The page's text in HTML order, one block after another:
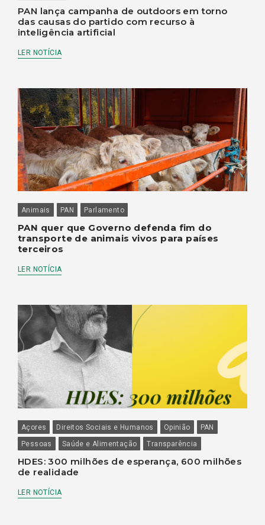
PAN lança campanha de outdoors em torno
das causas do partido com recurso à
inteligência artificial
LER NOTÍCIA
Animais PAN Parlamento
PAN quer que Governo defenda fim do
transporte de animais vivos para países
terceiros
LER NOTÍCIA
Açores Direitos Sociais e Humanos Opinião
PAN
Pessoas
Saúde e Alimentação Transparência
HDES: 300 milhões de esperança, 600 milhões
de realidade
LER NOTÍCIA